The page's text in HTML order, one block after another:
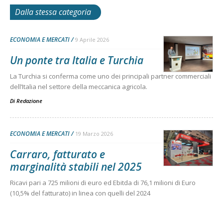
Dalla stessa categoria
ECONOMIA E MERCATI 9 Aprile 2026
Un ponte tra Italia e Turchia
La Turchia si conferma come uno dei principali partner commerciali
dell’Italia nel settore della meccanica agricola.
Di Redazione
ECONOMIA E MERCATI 19 Marzo 2026
Carraro, fatturato e
marginalità stabili nel 2025
Ricavi pari a 725 milioni di euro ed Ebitda di 76,1 milioni di Euro
(10,5% del fatturato) in linea con quelli del 2024